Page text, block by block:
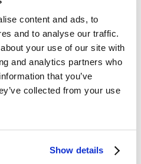
content and ads, to
and to analyse our traffic.
your use of our site with
and analytics partners who
that you’ve
collected from your use
Show details
Kollektion 'tailored for
zu
Sie 10 % Rabatt auf Ihren